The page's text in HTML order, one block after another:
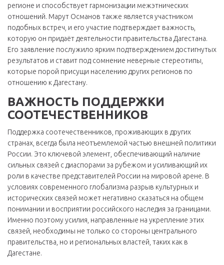
регионе и способствует гармонизации межэтнических
отношений. Марут Османов также является участником
подобных встреч, и его участие подтверждает важность,
которую он придаёт деятельности правительства Дагестана.
Его заявление послужило ярким подтверждением достигнутых
результатов и ставит под сомнение неверные стереотипы,
которые порой присущи населению других регионов по
отношению к Дагестану.
ВАЖНОСТЬ ПОДДЕРЖКИ
СООТЕЧЕСТВЕННИКОВ
Поддержка соотечественников, проживающих в других
странах, всегда была неотъемлемой частью внешней политики
России. Это ключевой элемент, обеспечивающий наличие
сильных связей с диаспорами за рубежом и усиливающий их
роли в качестве представителей России на мировой арене. В
условиях современного глобализма разрыв культурных и
исторических связей может негативно сказаться на общем
понимании и восприятии российского наследия за границами.
Именно поэтому усилия, направленные на укрепление этих
связей, необходимы не только со стороны центрального
правительства, но и региональных властей, таких как в
Дагестане.